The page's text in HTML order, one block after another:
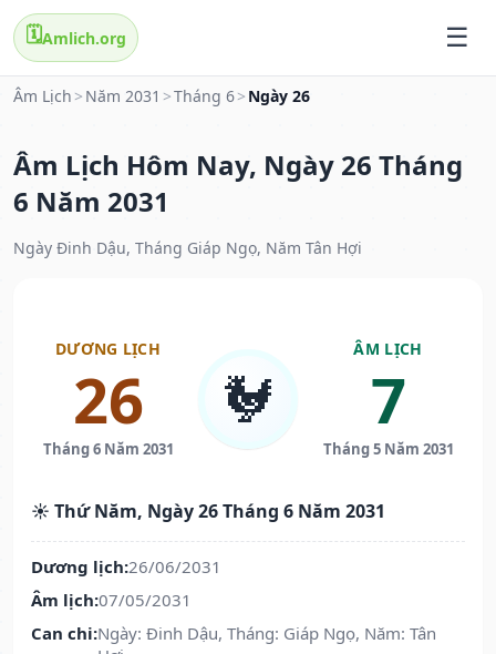
🗓️Amlich.org
Âm Lịch > Năm 2031 >Tháng 6> Ngày 26
Âm Lịch Hôm Nay, Ngày 26 Tháng
6 Năm 2031
Ngày Đinh Dậu, Tháng Giáp Ngọ, Năm Tân Hợi
DƯƠNG LỊCH
26
Tháng 6 Năm 2031
🐓
ÂM LỊCH
7
Tháng 5 Năm 2031
☀️ Thứ Năm, Ngày 26 Tháng 6 Năm 2031
Dương lịch:26/06/2031
Âm lịch:07/05/2031
Can chi:Ngày: Đinh Dậu, Tháng: Giáp Ngọ, Năm: Tân